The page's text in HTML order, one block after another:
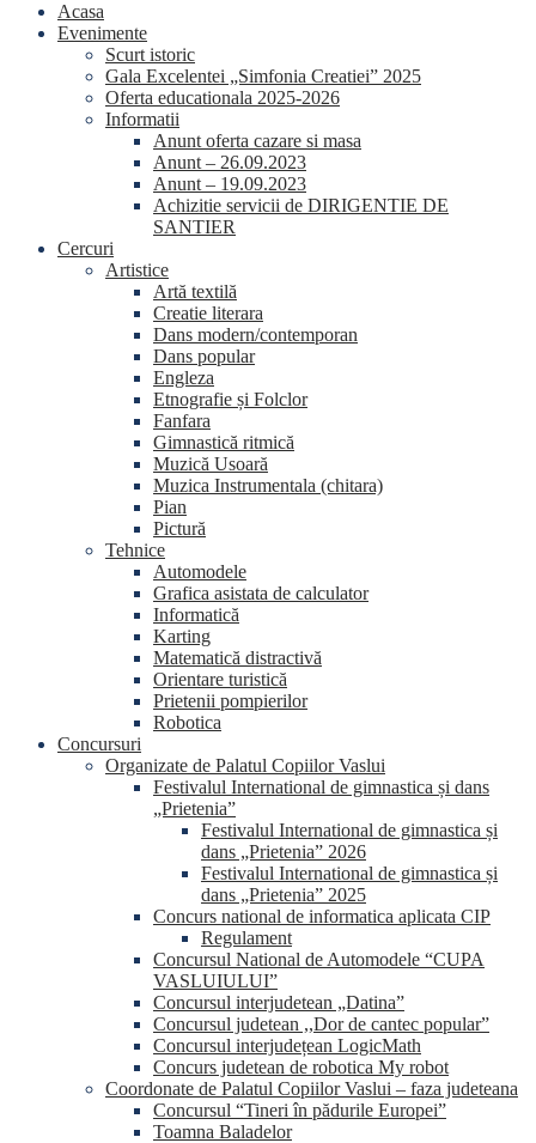
Acasa
Evenimente
Scurt istoric
Gala Excelentei „Simfonia Creatiei” 2025
Oferta educationala 2025-2026
Informatii
Anunt oferta cazare si masa
Anunt – 26.09.2023
Anunt – 19.09.2023
Achizitie servicii de DIRIGENTIE DE
SANTIER
Cercuri
Artistice
Artă textilă
Creatie literara
Dans modern/contemporan
Dans popular
Engleza
Etnografie și Folclor
Fanfara
Gimnastică ritmică
Muzică Usoară
Muzica Instrumentala (chitara)
Pian
Pictură
Tehnice
Automodele
Grafica asistata de calculator
Informatică
Karting
Matematică distractivă
Orientare turistică
Prietenii pompierilor
Robotica
Concursuri
Organizate de Palatul Copiilor Vaslui
Festivalul International de gimnastica și dans
„Prietenia”
Festivalul International de gimnastica și
dans „Prietenia” 2026
Festivalul International de gimnastica și
dans „Prietenia” 2025
Concurs national de informatica aplicata CIP
Regulament
Concursul National de Automodele “CUPA
VASLUIULUI”
Concursul interjudetean „Datina”
Concursul judetean ,,Dor de cantec popular”
Concursul interjudețean LogicMath
Concurs judetean de robotica My robot
Coordonate de Palatul Copiilor Vaslui – faza judeteana
Concursul “Tineri în pădurile Europei”
Toamna Baladelor